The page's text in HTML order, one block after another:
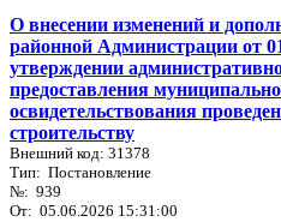
О внесении изменений и
районной Администрации от
утверждении
предоставления
освидетельствования
строительству
Внешний код: 31378
Тип: Постановление
№: 939
От: 05.06.2026 15:31:00